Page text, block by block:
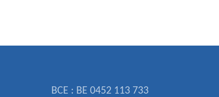
BCE : BE 0452 113 733